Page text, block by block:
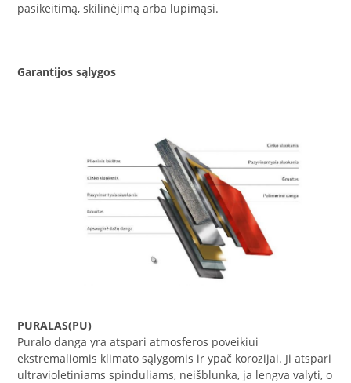
pasikeitimą, skilinėjimą arba lupimąsi.
Garantijos sąlygos
PURALAS(PU)
Puralo danga yra atspari atmosferos poveikiui
ekstremaliomis klimato sąlygomis ir ypač korozijai. Ji atspari
ultravioletiniams spinduliams, neišblunka, ja lengva valyti, o